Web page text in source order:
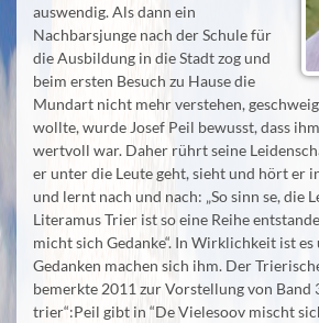
auswendig. Als dann ein
Nachbarsjunge nach der Schule für
die Ausbildung in die Stadt zog und
beim ersten Besuch zu Hause die
Mundart nicht mehr verstehen,
wollte, wurde Josef Peil bewusst, dass
wertvoll war. Daher rührt seine
er unter die Leute geht, sieht und hört er
und lernt nach und nach: „So sinn se, die
Literamus Trier ist so eine Reihe
micht sich Gedanke“. In Wirklichkeit ist
Gedanken machen sich ihm. Der
bemerkte 2011 zur Vorstellung von Band
trier“:Peil gibt in “De Vielesoov mischt